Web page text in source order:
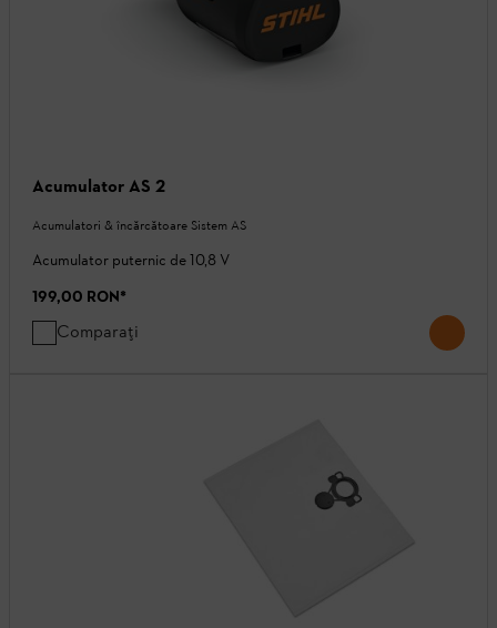
Acumulator AS 2
Acumulatori & încărcătoare Sistem AS
Acumulator puternic de 10,8 V
199,00 RON*
Comparați